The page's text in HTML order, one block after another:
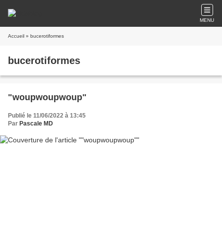
MENU
Accueil » bucerotiformes
bucerotiformes
"woupwoupwoup"
Publié le 11/06/2022 à 13:45
Par Pascale MD